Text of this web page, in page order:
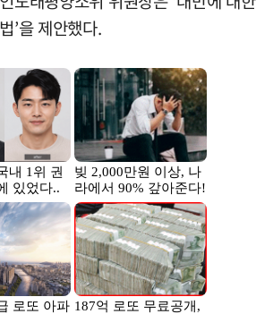
’을 제안했다.